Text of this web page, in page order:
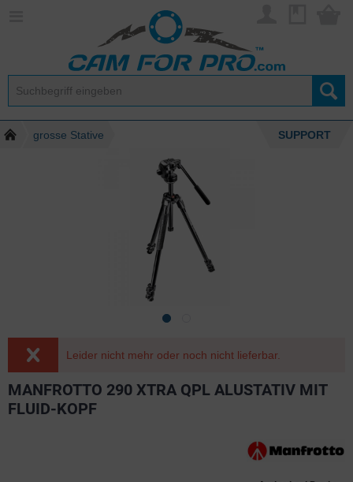
grosse Stative SUPPORT
Leider nicht mehr oder noch nicht lieferbar.
MANFROTTO 290 XTRA QPL ALUSTATIV MIT
FLUID-KOPF